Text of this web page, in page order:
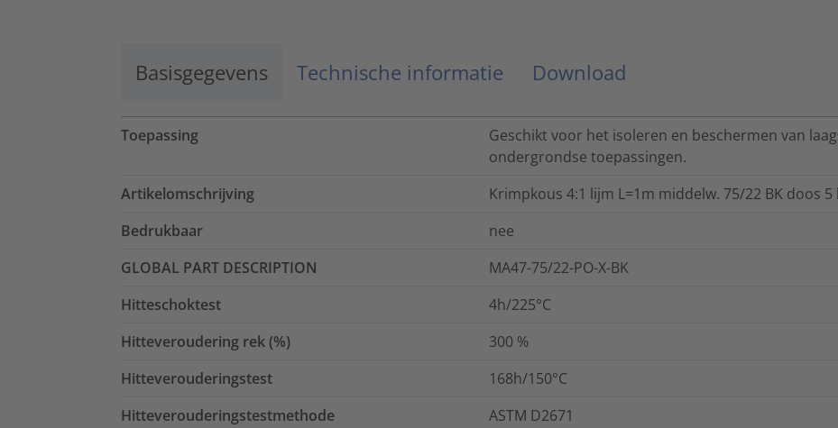
Basisgegevens Technische informatie Download
Toepassing
Geschikt voor het isoleren en beschermen van
ondergrondse toepassingen.
Artikelomschrijving
Krimpkous 4:1 lijm L=1m middelw. 75/22 BK doos 5
Bedrukbaar
nee
GLOBAL PART DESCRIPTION
MA47-75/22-PO-X-BK
Hitteschoktest
4h/225°C
Hitteveroudering rek (%)
300 %
Hitteverouderingstest
168h/150°C
Hitteverouderingstestmethode
ASTM D2671